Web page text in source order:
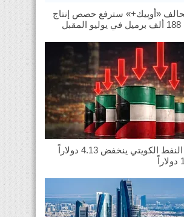
«أوپيك+» سترفع حصص إنتاج
سعر برميل النفط الكويتي ينخفض 4.13 دولاراً